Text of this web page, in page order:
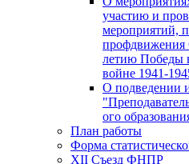
участию и
мероприятий,
профдвижения
летию Победы
войне 1941-
О подведении
ого
План работы
Форма
XII Съезд ФНПР